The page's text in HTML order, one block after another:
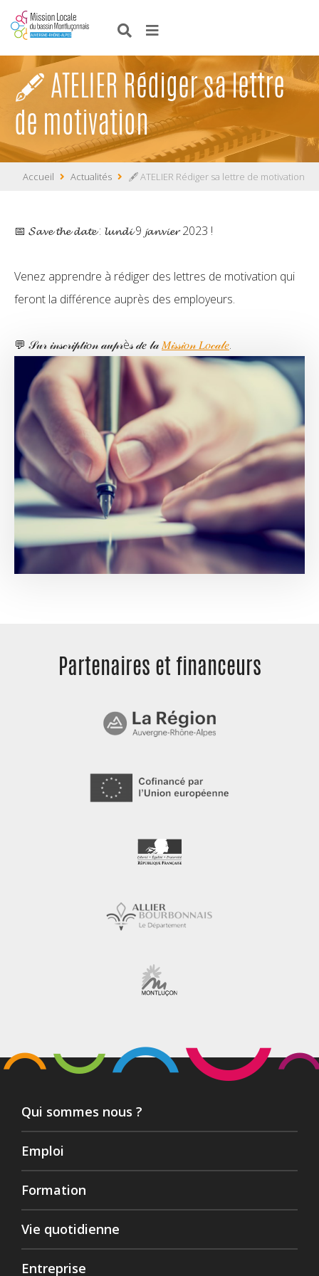
🖋️ ATELIER Rédiger sa lettre
de motivation
Accueil Actualités 🖋️ ATELIER Rédiger sa lettre de motivation
📅 𝓢𝓪𝓿𝓮 𝓽𝓱𝓮 𝓭𝓪𝓽𝓮 : 𝓵𝓾𝓷𝓭𝓲 9 𝓳𝓪𝓷𝓿𝓲𝓮𝓻 2023 !
Venez apprendre à rédiger des lettres de motivation qui
feront la différence auprès des employeurs.
💬 𝒮𝓊𝓇 𝒾𝓃𝓈𝒸𝓇𝒾𝓅𝓉𝒾𝑜𝓃 𝒶𝓊𝓅𝓇è𝓈 𝒹𝑒 𝓁𝒶𝑀𝒾𝓈𝓈𝒾𝑜𝓃 𝐿𝑜𝒸𝒶𝓁𝑒.
Partenaires et financeurs
Qui sommes nous ?
Emploi
Formation
Vie quotidienne
Entreprise